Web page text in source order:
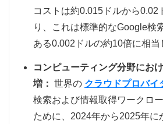
コストは約0.015ドルから0.02
り、これは標準的なGoogle検
ある0.002ドルの約10倍に相当
コンピューティング分野にお
増： 世界の クラウドプロバイ
検索および情報取得ワークロ
ために、2024年から2025年に